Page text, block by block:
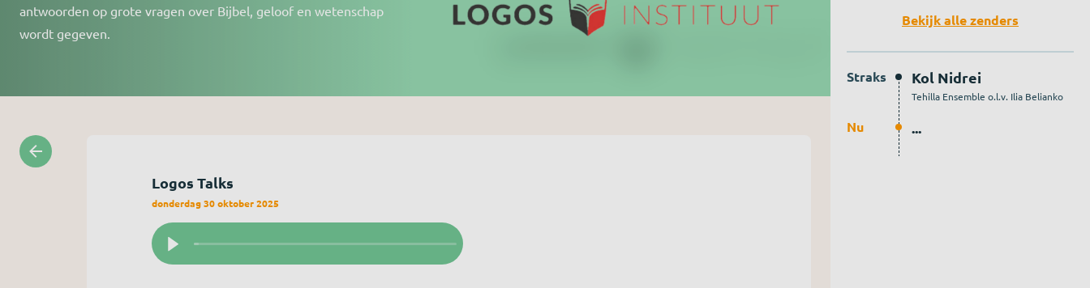
Bekijk de voordelen
antwoorden op grote vragen over Bijbel, geloof en wetenschap
wordt gegeven.
Logos Talks
donderdag 30 oktober 2025
Bekijk alle zenders
Straks Kol Nidrei
Tehilla Ensemble o.l.v. Ilia Belianko
Nu ...